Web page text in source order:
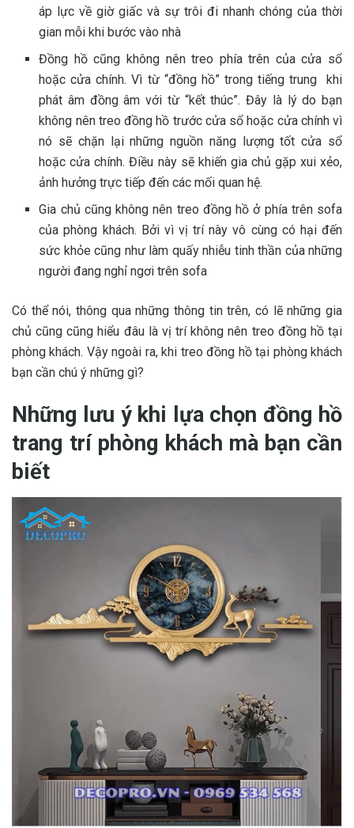
áp lực về giờ giấc và sự trôi đi nhanh chóng của thời
gian mỗi khi bước vào nhà
Đồng hồ cũng không nên treo phía trên của cửa sổ
hoặc cửa chính. Vì từ “đồng hồ” trong tiếng trung khi
phát âm đồng âm với từ “kết thúc”. Đây là lý do bạn
không nên treo đồng hồ trước cửa sổ hoặc cửa chính vì
nó sẽ chặn lại những nguồn năng lượng tốt cửa sổ
hoặc cửa chính. Điều này sẽ khiến gia chủ gặp xui xẻo,
ảnh hưởng trực tiếp đến các mối quan hệ.
Gia chủ cũng không nên treo đồng hồ ở phía trên sofa
của phòng khách. Bởi vì vị trí này vô cùng có hại đến
sức khỏe cũng như làm quấy nhiễu tinh thần của những
người đang nghỉ ngơi trên sofa
Có thể nói, thông qua những thông tin trên, có lẽ những gia
chủ cũng cũng hiểu đâu là vị trí không nên treo đồng hồ tại
phòng khách. Vậy ngoài ra, khi treo đồng hồ tại phòng khách
bạn cần chú ý những gì?
Những lưu ý khi lựa chọn đồng hồ
trang trí phòng khách mà bạn cần
biết